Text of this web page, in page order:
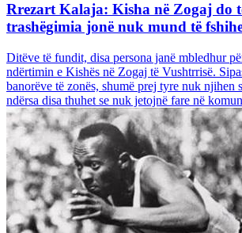
Rrezart Kalaja: Kisha në Zogaj do
trashëgimia jonë nuk mund të
Ditëve të fundit, disa persona janë mbledhur
ndërtimin e Kishës në Zogaj të Vushtrrisë.
banorëve të zonës, shumë prej tyre nuk njihen
ndërsa disa thuhet se nuk jetojnë fare në